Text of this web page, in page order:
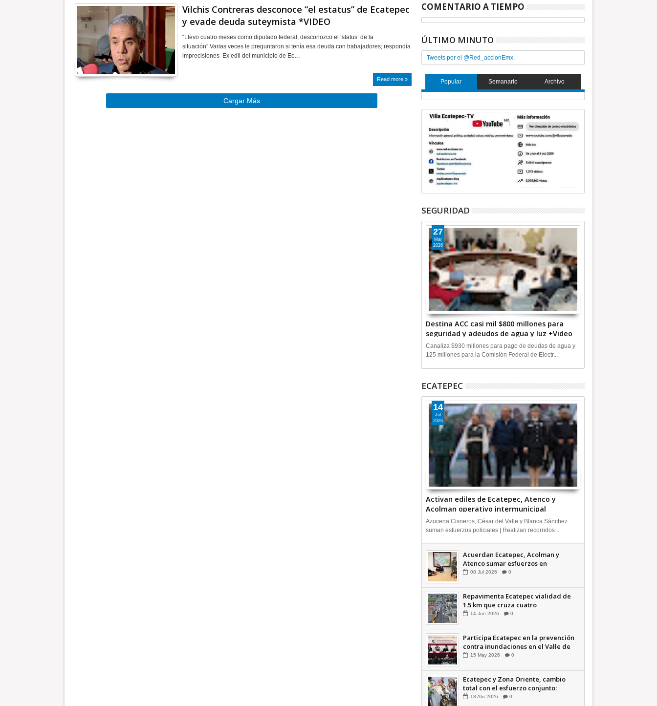
Vilchis Contreras desconoce “el estatus” de Ecatepec
y evade deuda suteymista *VIDEO
“Llevo cuatro meses como diputado federal, desconozco el ‘status’ de la
situación” Varias veces le preguntaron si tenía esa deuda con trabajadores; respondía
imprecisiones Ex edil del municipio de Ec…
Read more »
Cargar Más
COMENTARIO A TIEMPO
ÚLTIMO MINUTO
Tweets por el @Red_accionEmx.
Popular Semanario Archivo
SEGURIDAD
Destina ACC casi mil $800 millones para
seguridad y adeudos de agua y luz +Video
27
Mar
2026
Canaliza $930 millones para pago de deudas de agua y
125 millones para la Comisión Federal de Electr...
ECATEPEC
Activan ediles de Ecatepec, Atenco y
Acolman operativo intermunicipal
14
Jul
2026
Azucena Cisneros, César del Valle y Blanca Sánchez
suman esfuerzos policiales | Realizan recorridos ...
Acuerdan Ecatepec, Acolman y
Atenco sumar esfuerzos en
seguridad
08 Jul 2026 0
Repavimenta Ecatepec vialidad de
1.5 km que cruza cuatro
comunidades +Video
14 Jun 2026 0
Participa Ecatepec en la prevención
contra inundaciones en el Valle de
México +VID
15 May 2026 0
Ecatepec y Zona Oriente, cambio
total con el esfuerzo conjunto:
Azucena; retiran 21 toneladas de
18 Abr 2026 0